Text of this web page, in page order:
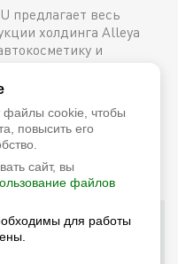
предлагает весь
холдинга Alleya
и
описание
и ценами.
продукцию с
же, оформив
из наших
информацию
+7 (800) 600-48-38
LM Shop © 2026
и куки третьих лиц для
а также для того, чтобы
файлы cookie, чтобы
повысить его
сайт, вы
файлов
для работы